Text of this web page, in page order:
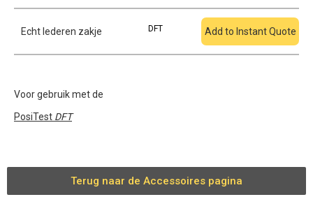
Echt lederen zakje DFT Add to Instant Quote
Voor gebruik met de
PosiTest DFT
Terug naar de Accessoires pagina